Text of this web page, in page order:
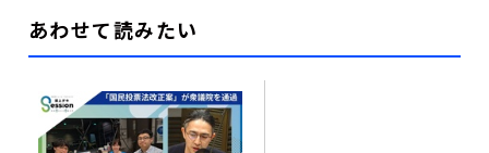
あわせて読みたい